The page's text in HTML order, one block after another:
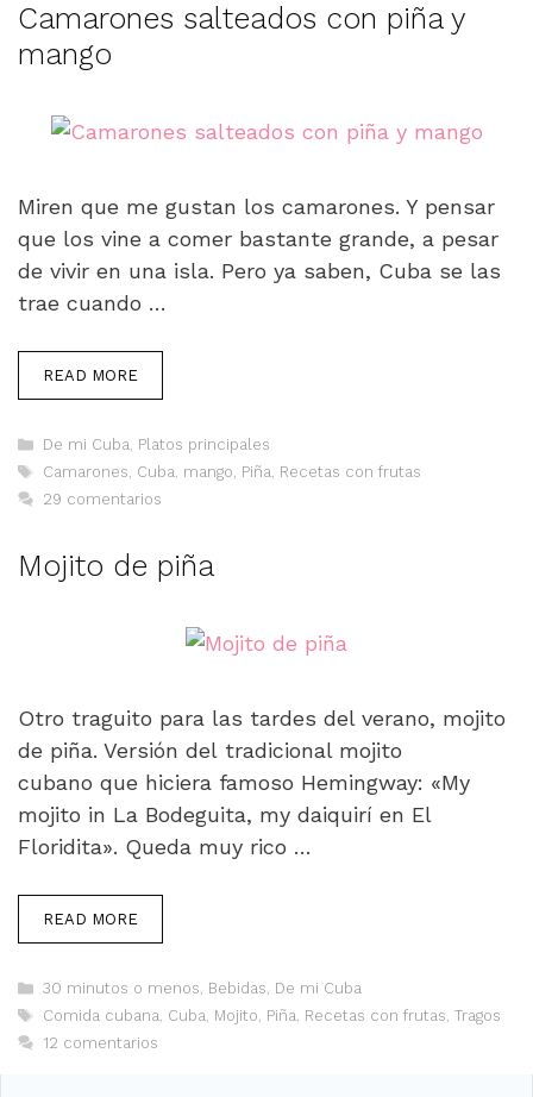
Camarones salteados con piña y
mango
Miren que me gustan los camarones. Y pensar
que los vine a comer bastante grande, a pesar
de vivir en una isla. Pero ya saben, Cuba se las
trae cuando …
READ MORE
Categorías
De mi Cuba, Platos principales
Etiquetas
Camarones, Cuba, mango, Piña, Recetas con frutas
29 comentarios
Mojito de piña
Otro traguito para las tardes del verano, mojito
de piña. Versión del tradicional mojito
cubano que hiciera famoso Hemingway: «My
mojito in La Bodeguita, my daiquirí en El
Floridita». Queda muy rico …
READ MORE
Categorías
30 minutos o menos, Bebidas, De mi Cuba
Etiquetas
Comida cubana, Cuba, Mojito, Piña, Recetas con frutas, Tragos
12 comentarios